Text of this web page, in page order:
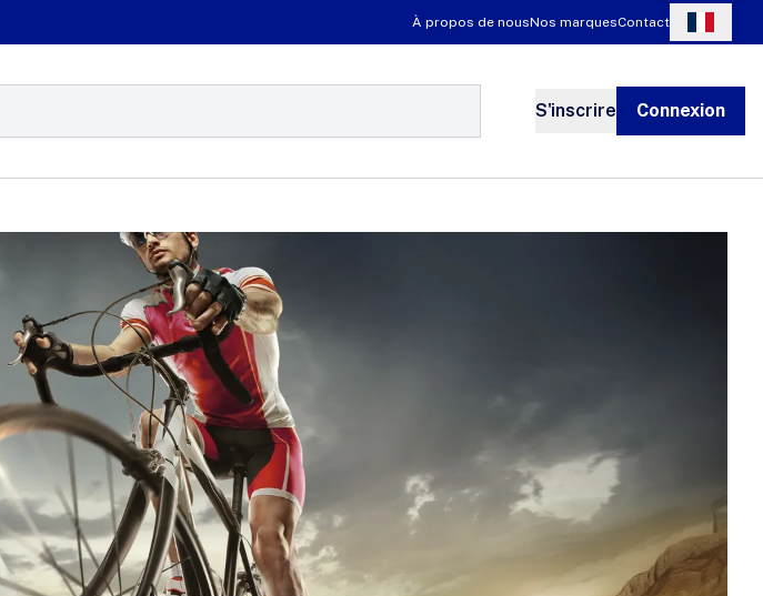
À propos de nousNos marquesContact
S'inscrire
Connexion